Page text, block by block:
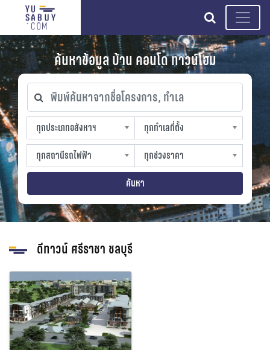
search
ค้นหาข้อมูล บ้าน คอนโด ทาวน์โฮม
พิมพ์ค้นหาจากชื่อโครงการ, ทำเล
ทุกประเภทอสังหาฯ
ทุกประเภทอสังหาฯ
sproperty
ทุกทำเลที่ตั้ง
ทุกทำเลที่ตั้ง
slocation
ทุกสถานีรถไฟฟ้า
ทุกสถานีรถไฟฟ้า
strain-station
ทุกช่วงราคา
ทุกช่วงราคา
sprice
ค้นหา
ดีทาวน์ ศรีราชา ชลบุรี